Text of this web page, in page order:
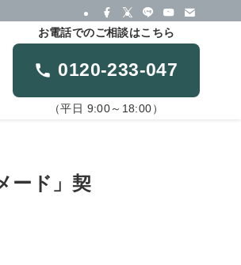
お電話でのご相談はこちら
0120-233-047
（平日 9:00～18:00）
ード」契